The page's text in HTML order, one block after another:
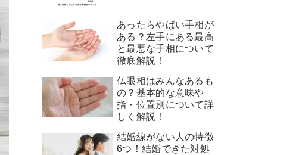
あったらやばい手相が
ある？左手にある最高
と最悪な手相について
徹底解説！
仏眼相はみんなあるも
の？基本的な意味や
指・位置別について詳
しく解説！
結婚線がない人の特徴
6つ！結婚できた対処